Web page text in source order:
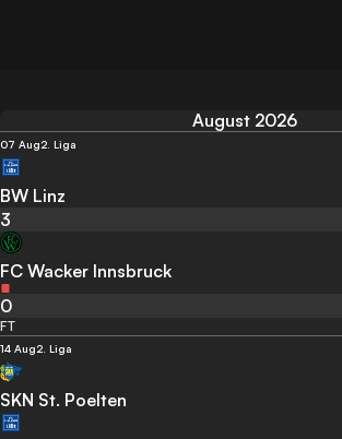
August 2026
07 Aug2. Liga
BW Linz
3
FC Wacker Innsbruck
0
FT
14 Aug2. Liga
SKN St. Poelten